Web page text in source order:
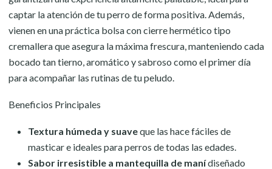
captar la atención de tu perro de forma positiva. Además,
vienen en una práctica bolsa con cierre hermético tipo
cremallera que asegura la máxima frescura, manteniendo cada
bocado tan tierno, aromático y sabroso como el primer día
para acompañar las rutinas de tu peludo.
Beneficios Principales
Textura húmeda y suaveque las hace fáciles de
masticar e ideales para perros de todas las edades.
Sabor irresistible a mantequilla de manídiseñado